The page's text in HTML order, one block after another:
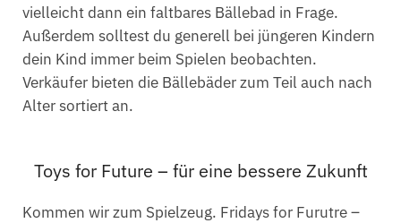
vielleicht dann ein faltbares Bällebad in Frage.
Außerdem solltest du generell bei jüngeren Kindern
dein Kind immer beim Spielen beobachten.
Verkäufer bieten die Bällebäder zum Teil auch nach
Alter sortiert an.
Toys for Future – für eine bessere Zukunft
Kommen wir zum Spielzeug. Fridays for Furutre –